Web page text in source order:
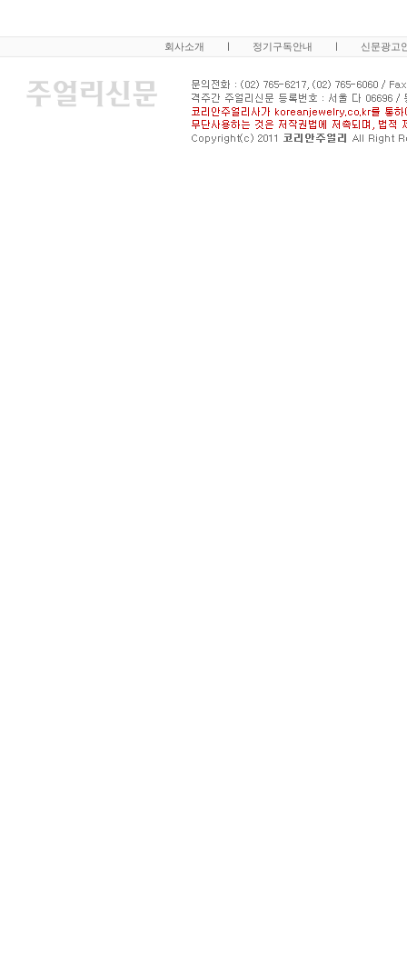
회사소개 ㅣ 정기구독안내 ㅣ 신문광고